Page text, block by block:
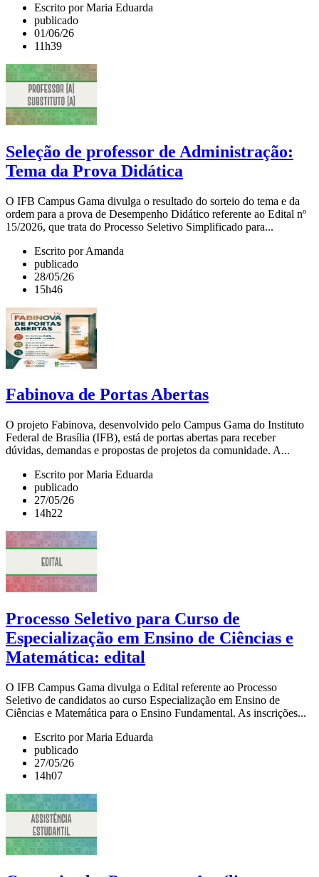
Escrito por Maria Eduarda
publicado
01/06/26
11h39
Seleção de professor de Administração:
Tema da Prova Didática
O IFB Campus Gama divulga o resultado do sorteio do tema e da
ordem para a prova de Desempenho Didático referente ao Edital nº
15/2026, que trata do Processo Seletivo Simplificado para...
Escrito por Amanda
publicado
28/05/26
15h46
Fabinova de Portas Abertas
O projeto Fabinova, desenvolvido pelo Campus Gama do Instituto
Federal de Brasília (IFB), está de portas abertas para receber
dúvidas, demandas e propostas de projetos da comunidade. A...
Escrito por Maria Eduarda
publicado
27/05/26
14h22
Processo Seletivo para Curso de
Especialização em Ensino de Ciências e
Matemática: edital
O IFB Campus Gama divulga o Edital referente ao Processo
Seletivo de candidatos ao curso Especialização em Ensino de
Ciências e Matemática para o Ensino Fundamental. As inscrições...
Escrito por Maria Eduarda
publicado
27/05/26
14h07